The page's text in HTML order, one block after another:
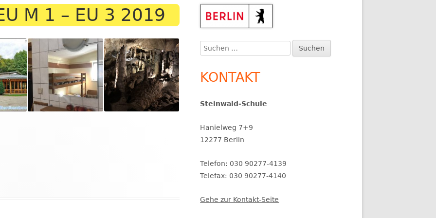
SCHULSOZIALARBEIT
KINDERSCHUTZ
M 1 – EU 3 2019
Haupt-
Suchen
nach:
KONTAKT
Steinwald-Schule
Hanielweg 7+9
12277 Berlin
Telefon: 030 90277-4139
Telefax: 030 90277-4140
Gehe zur Kontakt-Seite